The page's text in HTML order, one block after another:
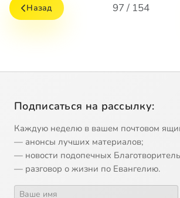
Назад 97 / 154
Подписаться на рассылку:
Каждую неделю в вашем почтовом
— анонсы лучших материалов;
— новости подопечных
— разговор о жизни по Евангелию.